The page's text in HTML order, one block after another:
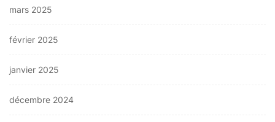
mars 2025
février 2025
janvier 2025
décembre 2024